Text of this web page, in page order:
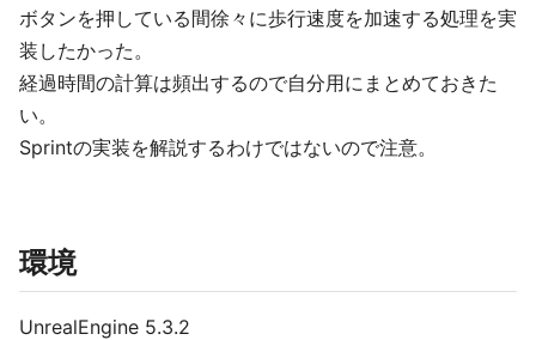
ボタンを押している間徐々に歩行速度を加速する処理を実
装したかった。
経過時間の計算は頻出するので自分用にまとめておきた
い。
Sprintの実装を解説するわけではないので注意。
環境
UnrealEngine 5.3.2